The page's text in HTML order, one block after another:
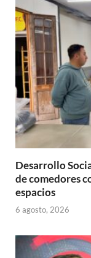
p
p
o
Desarrollo
de comedores
espacios
6 agosto, 2026